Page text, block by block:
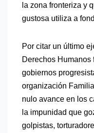
la zona fronteriza y
gustosa utiliza a
Por citar un último
Derechos Humanos
gobiernos
organización F
nulo avance en los
la impunidad que
golpistas,